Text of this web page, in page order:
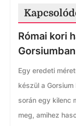
Római kori
Egy eredeti
készül a
során egy kilenc
meg, amihez